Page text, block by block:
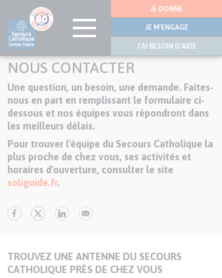
Aller
principal
latérale
JE DONNE
JE M'ENGAGE
J'AI BESOIN D'AIDE
NOUS CONTACTER
Texte
Une question, un besoin, une demande. Faites-
nous en part en remplissant le formulaire ci-
dessous et nos équipes vous répondront dans
les meilleurs délais.
Pour trouver l'équipe du Secours Catholique la
plus proche de chez vous, ses activités et
horaires d'ouverture, consulter le site
soliguide.fr.
TITRE
DE
TROUVEZ UNE ANTENNE DU SECOURS
CATHOLIQUE PRÈS DE CHEZ VOUS